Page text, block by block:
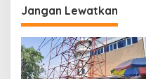
Jangan Lewatkan